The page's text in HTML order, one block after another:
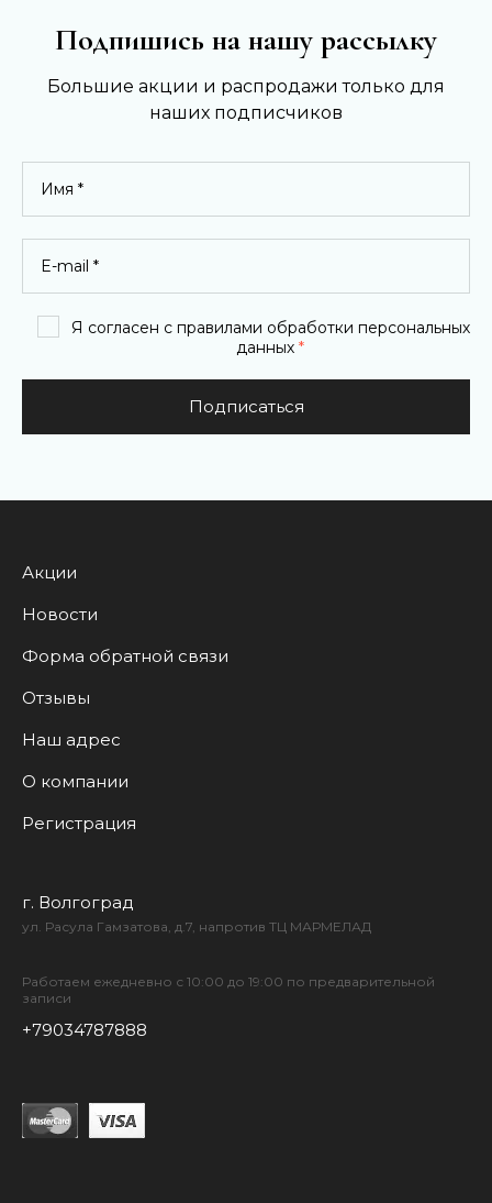
Подпишись на нашу рассылку
Большие акции и распродажи только для
наших подписчиков
Я согласен с правилами обработки персональных
данных *
Подписаться
Акции
Новости
Форма обратной связи
Отзывы
Наш адрес
О компании
Регистрация
г. Волгоград
ул. Расула Гамзатова, д.7, напротив ТЦ МАРМЕЛАД
Работаем ежедневно с 10:00 до 19:00 по предварительной
записи
+79034787888